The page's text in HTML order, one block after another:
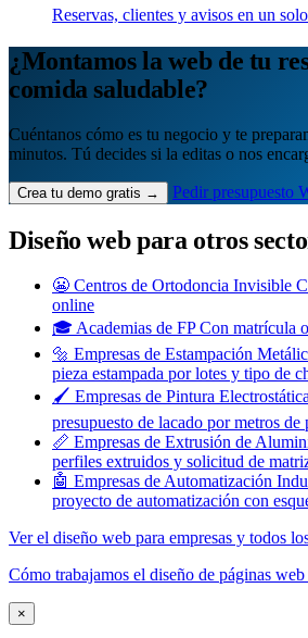
Reservas, clientes y avisos en un
¿Montamos la web de tu
comida saludable?
Cuéntanos cómo es tu negocio y te
minutos. Tú decides si la editas o nos
Crea tu demo gratis → Pedir presupuesto
Diseño web para otros
😬 Centros de Ortodoncia Invisible
online
🎓 Academias de FP Con matrícula
🔩 Empresas de Estampación
pieza estampada por lotes y tipo de
🖌️ Empresas de Pintura Electrostática
presupuesto de lacado por metros de
📏 Empresas de Extrusión de
perfiles extruidos y solicitud de
🤖 Empresas de Automatización
proyecto de automatización con
Ver el diseño web para empresas y todos
Cómo trabajamos el diseño de páginas
×